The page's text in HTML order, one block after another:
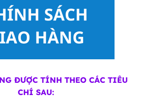
ĐƯỢC TÍNH THEO CÁC TIÊU
CHÍ SAU: